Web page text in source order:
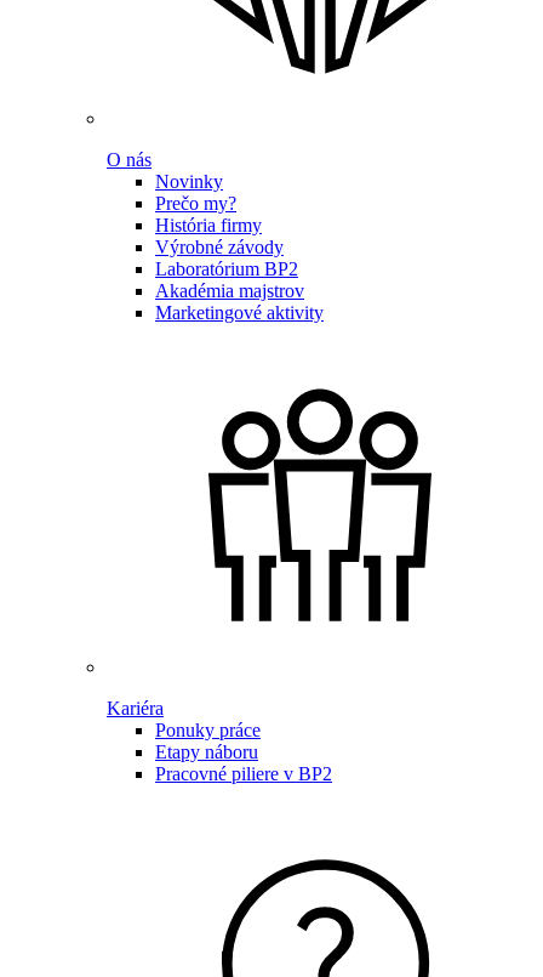
O nás
Novinky
Prečo my?
História firmy
Výrobné závody
Laboratórium BP2
Akadémia majstrov
Marketingové aktivity
Kariéra
Ponuky práce
Etapy náboru
Pracovné piliere v BP2